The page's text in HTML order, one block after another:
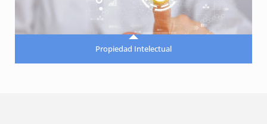
Propiedad Intelectual